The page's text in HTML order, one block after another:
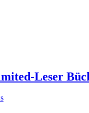
Leser